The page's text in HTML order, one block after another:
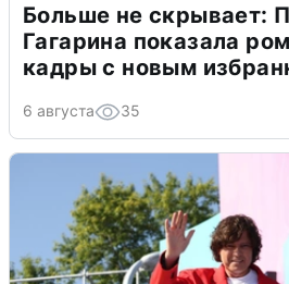
Больше не скрывает:
Гагарина показала
кадры с новым
6 августа 35